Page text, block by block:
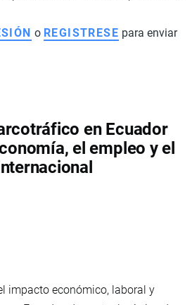
o REGISTRESE para enviar
en Ecuador
el empleo y el
impacto económico, laboral y